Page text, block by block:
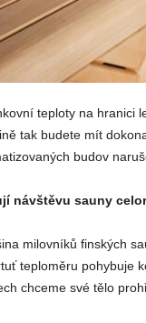
teploty na hranici
tak budete mít
budov
návštěvu sauny
milovníků finských
teploměru pohybuje
chceme své tělo